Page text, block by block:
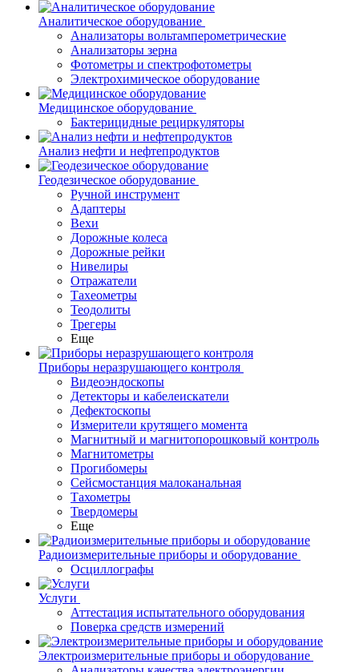
Аналитическое оборудование
Анализаторы вольтамперометрические
Анализаторы зерна
Фотометры и спектрофотометры
Электрохимическое оборудование
Медицинское оборудование
Бактерицидные рециркуляторы
Анализ нефти и нефтепродуктов
Геодезическое оборудование
Ручной инструмент
Адаптеры
Вехи
Дорожные колеса
Дорожные рейки
Нивелиры
Отражатели
Тахеометры
Теодолиты
Трегеры
Еще
Приборы неразрушающего контроля
Видеоэндоскопы
Детекторы и кабелеискатели
Дефектоскопы
Измерители крутящего момента
Магнитный и магнитопорошковый контроль
Магнитометры
Прогибомеры
Сейсмостанция малоканальная
Тахометры
Твердомеры
Еще
Радиоизмерительные приборы и оборудование
Осциллографы
Услуги
Аттестация испытательного оборудования
Поверка средств измерений
Электроизмерительные приборы и оборудование